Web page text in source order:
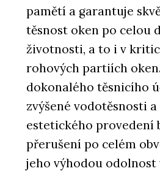
pamětí a garantuje
těsnost oken po celou
životnosti, a to i v
rohových partiích
dokonalého těsnicího
zvýšené vodotěsnosti a
estetického provedení
přerušení po celém
jeho výhodou odolnost